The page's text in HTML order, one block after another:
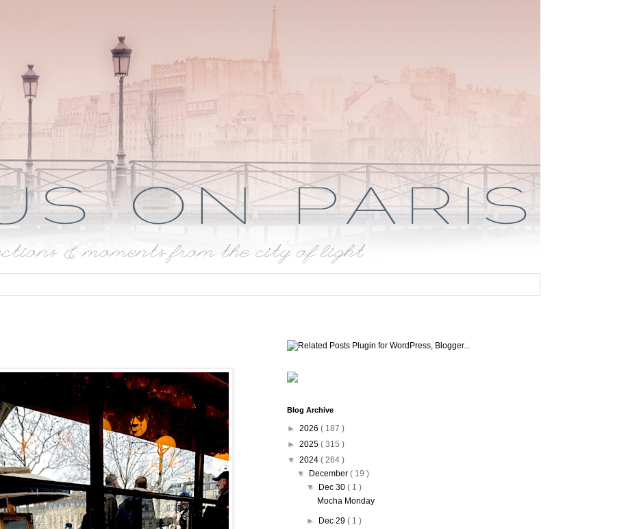
Blog Archive
► 2026 ( 187 )
► 2025 ( 315 )
▼ 2024 ( 264 )
▼
December ( 19 )
▼
Dec 30( 1 )
Mocha Monday
► Dec 29( 1 )